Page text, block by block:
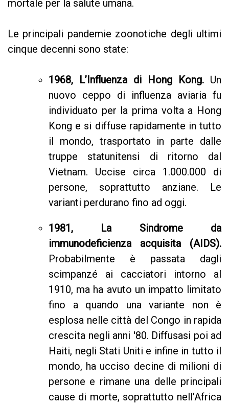
mortale per la salute umana.
Le principali pandemie zoonotiche degli ultimi
cinque decenni sono state:
1968, L’Influenza di Hong Kong. Un
nuovo ceppo di influenza aviaria fu
individuato per la prima volta a Hong
Kong e si diffuse rapidamente in tutto
il mondo, trasportato in parte dalle
truppe statunitensi di ritorno dal
Vietnam. Uccise circa 1.000.000 di
persone, soprattutto anziane. Le
varianti perdurano fino ad oggi.
1981, La Sindrome da
immunodeficienza acquisita (AIDS).
Probabilmente è passata dagli
scimpanzé ai cacciatori intorno al
1910, ma ha avuto un impatto limitato
fino a quando una variante non è
esplosa nelle città del Congo in rapida
crescita negli anni '80. Diffusasi poi ad
Haiti, negli Stati Uniti e infine in tutto il
mondo, ha ucciso decine di milioni di
persone e rimane una delle principali
cause di morte, soprattutto nell'Africa